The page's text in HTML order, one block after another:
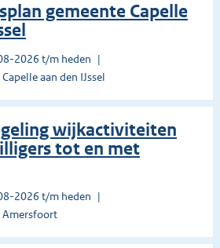
gemeente Capelle
2026 t/m heden
aan den IJssel
wijkactiviteiten
tot en met
2026 t/m heden
Amersfoort